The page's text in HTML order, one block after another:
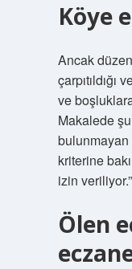
Köye
Ancak
çarpıtıldığı
ve
Makalede
kriterine
izin veriliyor.”
Ölen